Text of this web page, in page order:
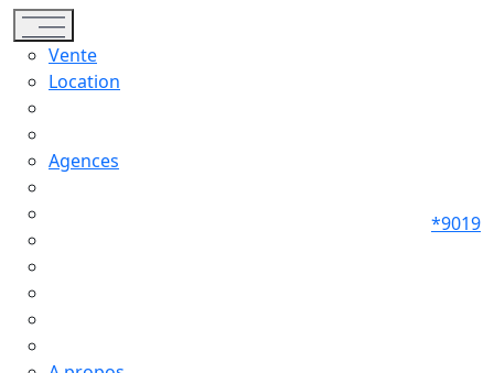
Toggle navigation
Vente
Location
Agences
*9019